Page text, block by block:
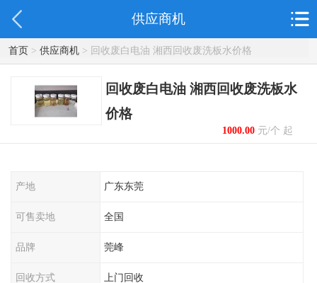
供应商机
首页> 供应商机> 回收废白电油 湘西回收废洗板水价格
回收废白电油 湘西回收废洗板水
价格
1000.00元/个 起
产地 广东东莞
可售卖地 全国
品牌 莞峰
回收方式 上门回收